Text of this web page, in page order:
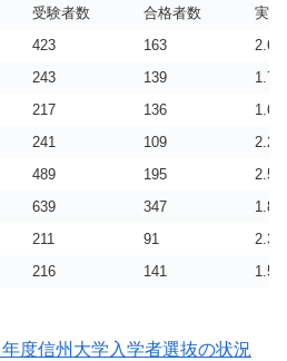
受験者数 合格者数
実質
423 163
2.6
243 139
1.7
217 136
1.6
241 109
2.2
489 195
2.5
639 347
1.8
211 91
2.3
216 141 1.5
度信州大学入学者選抜の状況